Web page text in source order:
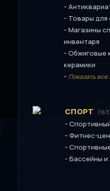
-
- Товары для
- Магазины
инвентаря
- Обжиговые
керамики
- Показать все
СПОРТ (163)
-
- Фитнес-
-
- Бассейны и